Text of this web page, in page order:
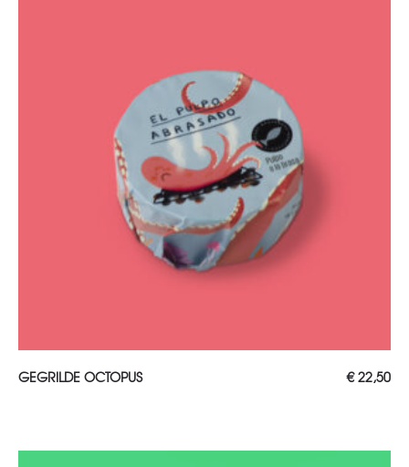
TOEVOEGEN AAN WINKELWAGEN
GEGRILDE OCTOPUS €22,50